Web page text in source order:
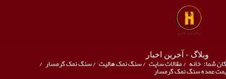
وبلاگ - آخرین اخبار
شما: خانه /مقالات سایت /سنگ نمک هالیت /سنگ نمک گرمسار /
عمده سنگ نمک گرمسار